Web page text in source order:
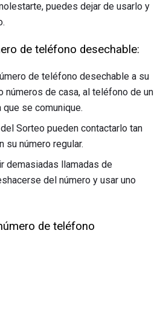
puedes dejar de usarlo y
de teléfono desechable:
de teléfono desechable a su
números de casa, al teléfono de un
se comunique.
Sorteo pueden contactarlo tan
su número regular.
demasiadas llamadas de
del número y usar uno
de teléfono